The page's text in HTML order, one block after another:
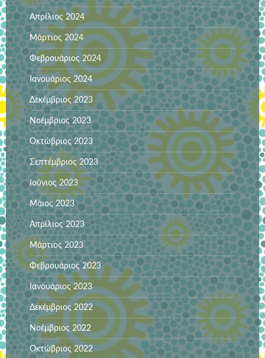
Απρίλιος 2024
Μάρτιος 2024
Φεβρουάριος 2024
Ιανουάριος 2024
Δεκέμβριος 2023
Νοέμβριος 2023
Οκτώβριος 2023
Σεπτέμβριος 2023
Ιούνιος 2023
Μάιος 2023
Απρίλιος 2023
Μάρτιος 2023
Φεβρουάριος 2023
Ιανουάριος 2023
Δεκέμβριος 2022
Νοέμβριος 2022
Οκτώβριος 2022